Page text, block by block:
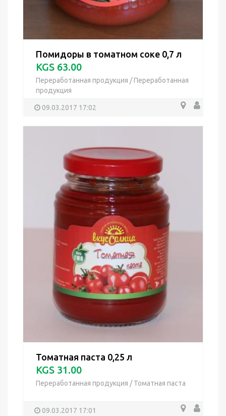
Помидоры в томатном соке 0,7 л
KGS 63.00
Переработанная продукция /Переработанная
продукция
09.03.2017 17:02
Томатная паста 0,25 л
KGS 31.00
Переработанная продукция /Томатная паста
09.03.2017 17:01